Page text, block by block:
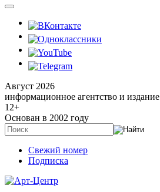
Август 2026
информационное агентство и издание
12+
Основан в 2002 году
Свежий номер
Подписка